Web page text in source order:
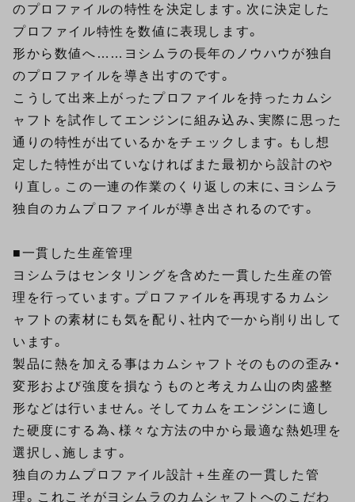
のプロファイルの特性を決定します。次に決定した
プロファイル特性を数値に表現します。
形から数値へ……ヨシムラの長年のノウハウが独自
のプロファイルを導き出すのです。
こうして出来上がったプロファイルを持ったカムシ
ャフトを試作してエンジンに組み込み、実際に思った
通りの特性が出ているかをチェックします。もし想
定した特性が出ていなければまた最初から設計のや
り直し。この一連の作業のくり返しの末に、ヨシムラ
独自のカムプロファイルが導き出されるのです。
■一貫した生産管理
ヨシムラはセンタリングを含めた一貫した生産の管
理を行っています。プロファイルを再現するカムシ
ャフトの素材にも気を配り、社内で一から削り出して
います。
製品に熱を加える事はカムシャフトそのものの歪み・
変形および強度を損なうものと考えカム山の肉盛整
形などは行いません。そしてカムをエンジンに適し
た硬度にする為、様々な方法の中から最適な熱処理を
選択し、施します。
独自のカムプロファイル設計＋生産の一貫した管
理。これこそがヨシムラのカムシャフトへのこだわ